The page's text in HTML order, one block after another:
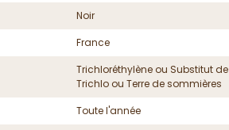
Noir
France
Trichloréthylène ou Substitut de
Trichlo ou Terre de sommières
Toute l'année